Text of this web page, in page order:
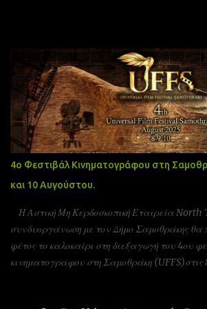
4ο Φεστιβάλ Κινηματογράφου στη
και 10 Αυγούστου.
Η Αστική Μη Κερδοσκοπική Εταιρεία
συνδυοργάνωση με τον Δήμο Σαμοθράκης θα
φέτος το καλοκαίρι στη διεξαγωγή του 4ου
κινηματογράφου στη Σαμοθράκη (UFFS)στις